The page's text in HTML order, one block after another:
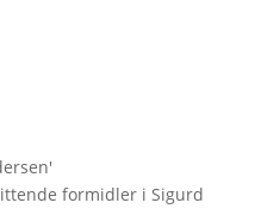
'
formidler i Sigurd